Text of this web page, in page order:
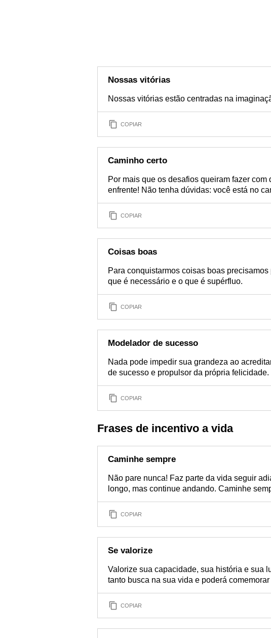
Nossas vitórias
Nossas vitórias estão centradas na
COPIAR
Caminho certo
Por mais que os desafios queiram fazer
enfrente! Não tenha dúvidas: você está no
COPIAR
Coisas boas
Para conquistarmos coisas boas
que é necessário e o que é supérfluo.
COPIAR
Modelador de sucesso
Nada pode impedir sua grandeza ao
de sucesso e propulsor da própria felicidade.
COPIAR
Frases de incentivo a vida
Caminhe sempre
Não pare nunca! Faz parte da vida seguir
longo, mas continue andando. Caminhe
COPIAR
Se valorize
Valorize sua capacidade, sua história e sua
tanto busca na sua vida e poderá
COPIAR